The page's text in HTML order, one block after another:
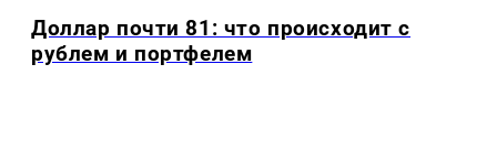
Доллар почти 81: что происходит с
рублем и портфелем